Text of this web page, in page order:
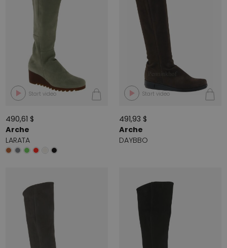
Start video
490,61 $
Arche
LARATA
Start video
491,93 $
Arche
DAYBBO